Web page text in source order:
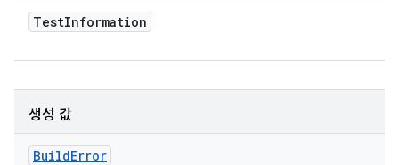
TestInformation
생성 값
BuildError